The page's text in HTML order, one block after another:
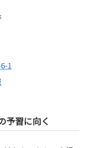
1
予習に向く